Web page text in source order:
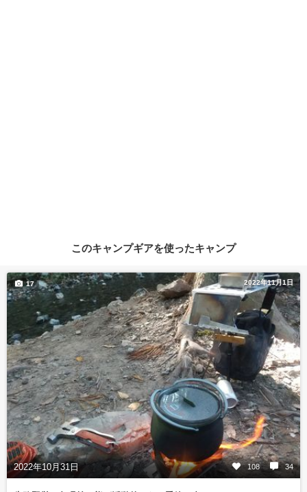
このキャンプギアを使ったキャンプ
2022年11月1日
2022年10月31日 108 34
17